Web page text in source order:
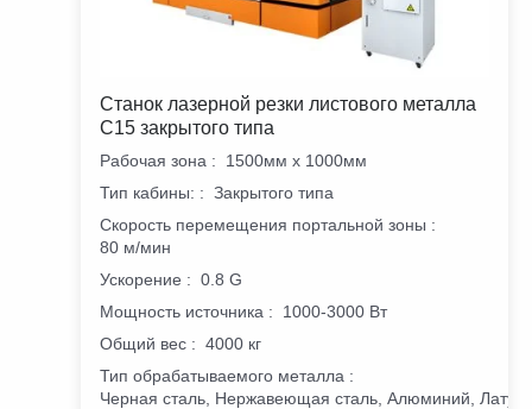
Станок лазерной резки листового металла
C15 закрытого типа
Рабочая зона :
1500мм х 1000мм
Тип кабины: : Закрытого типа
Скорость перемещения портальной зоны :
80 м/мин
Ускорение : 0.8 G
Мощность источника :
1000-3000 Вт
Общий вес : 4000 кг
Тип обрабатываемого металла :
Черная сталь, Нержавеющая сталь, Алюминий,